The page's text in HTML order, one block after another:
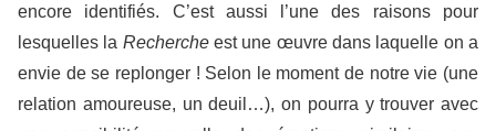
encore identifiés. C’est aussi l’une des raisons pour
lesquelles la Rechercheest une œuvre dans laquelle on a
envie de se replonger ! Selon le moment de notre vie (une
relation amoureuse, un deuil…), on pourra y trouver avec